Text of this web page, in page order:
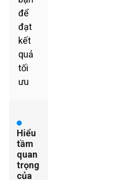
để
đạt
kết
quả
tối
ưu
Hiểu
tầm
quan
trọng
của